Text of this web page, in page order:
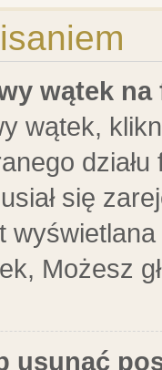
wątek na
wątek,
się
Możesz
usunąć